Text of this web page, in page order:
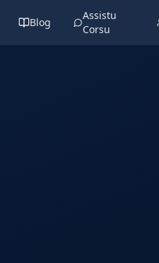
Blog
Assistu
Corsu